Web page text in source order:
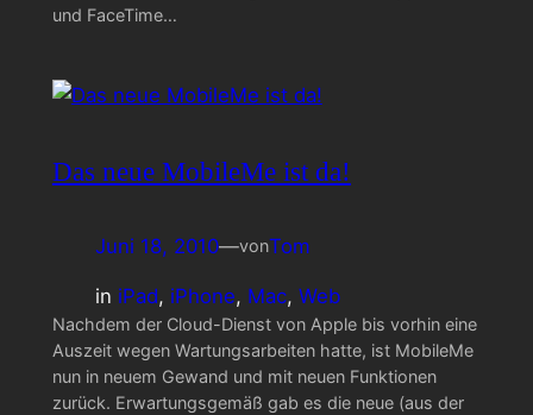
und FaceTime…
Das neue MobileMe ist da!
Juni 18, 2010—vonTom
in iPad, iPhone, Mac, Web
Nachdem der Cloud-Dienst von Apple bis vorhin eine
Auszeit wegen Wartungsarbeiten hatte, ist MobileMe
nun in neuem Gewand und mit neuen Funktionen
zurück. Erwartungsgemäß gab es die neue (aus der